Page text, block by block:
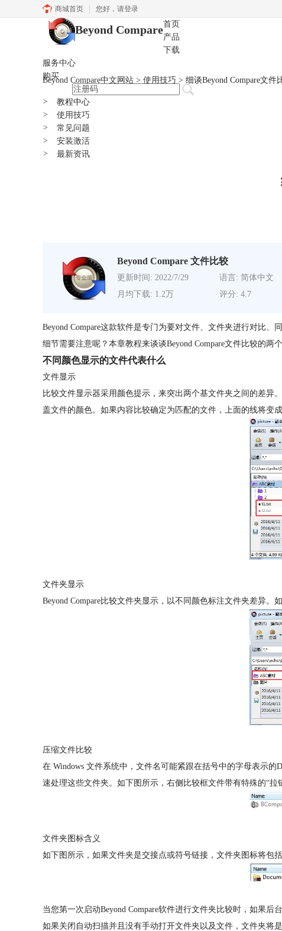
商城首页 您好， 请登录
Beyond Compare首页
产品
下载
服务中心
购买
Beyond Compare中文网站 > 使用技巧 > 细谈Beyond Compare文件
>
教程中心
>
使用技巧
>
常见问题
>
安装激活
>
最新资讯
Beyond Compare 文件比较
更新时间: 2022/7/29 语言: 简体中文
月均下载: 1.2万
评分: 4.7
Beyond Compare这款软件是专门为要对文件、文件夹进行对比、
细节需要注意呢？本章教程来谈谈Beyond Compare文件比较的两个
不同颜色显示的文件代表什么
文件显示
比较文件显示器采用颜色提示，来突出两个基文件夹之间的差异
盖文件的颜色。如果内容比较确定为匹配的文件，上面的线将变成
文件夹显示
Beyond Compare比较文件夹显示，以不同颜色标注文件夹差异
压缩文件比较
在 Windows 文件系统中，文件名可能紧跟在括号中的字母表示
速处理这些文件夹。如下图所示，右侧比较框文件带有特殊的“拉
文件夹图标含义
如下图所示，如果文件夹是交接点或符号链接，文件夹图标将包
当您第一次启动Beyond Compare软件进行文件夹比较时，如果
如果关闭自动扫描并且没有手动打开文件夹以及文件，文件夹将